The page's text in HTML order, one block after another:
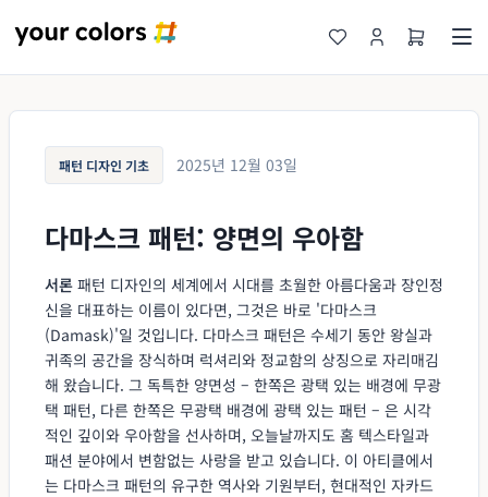
패턴 디자인 기초 2025년 12월 03일
다마스크 패턴: 양면의 우아함
서론 패턴 디자인의 세계에서 시대를 초월한 아름다움과 장인정
신을 대표하는 이름이 있다면, 그것은 바로 '다마스크
(Damask)'일 것입니다. 다마스크 패턴은 수세기 동안 왕실과
귀족의 공간을 장식하며 럭셔리와 정교함의 상징으로 자리매김
해 왔습니다. 그 독특한 양면성 – 한쪽은 광택 있는 배경에 무광
택 패턴, 다른 한쪽은 무광택 배경에 광택 있는 패턴 – 은 시각
적인 깊이와 우아함을 선사하며, 오늘날까지도 홈 텍스타일과
패션 분야에서 변함없는 사랑을 받고 있습니다. 이 아티클에서
는 다마스크 패턴의 유구한 역사와 기원부터, 현대적인 자카드